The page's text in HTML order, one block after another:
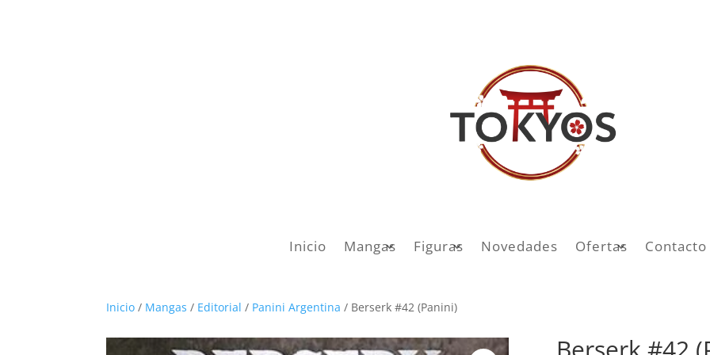
Inicio Mangas Figuras Novedades Ofertas Contacto
Inicio / Mangas / Editorial / Panini Argentina / Berserk #42 (Panini)